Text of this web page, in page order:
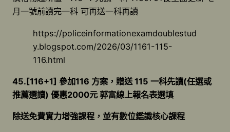
月一號前讀完一科 可再送一科再讀
https://policeinformationexamdoublestud
y.blogspot.com/2026/03/1161-115-
116.html
45.[116+1] 參加116 方案，贈送 115 一科先讀(任選或
推薦選讀) 優惠2000元 郭富線上報名表選填
除送免費實力增強課程，並有數位鑑識核心課程